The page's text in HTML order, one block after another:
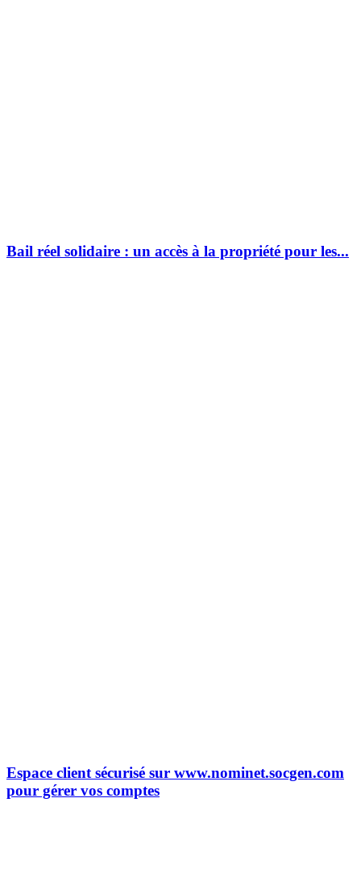
Bail réel solidaire : un accès à la propriété pour les...
Espace client sécurisé sur www.nominet.socgen.com
pour gérer vos comptes